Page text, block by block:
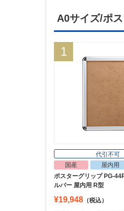
A0サイズ/ポ
1
代引不可
国産
屋内用
ポスターグリップ PG-
ルバー 屋内用 R型
¥19,948 （税込）